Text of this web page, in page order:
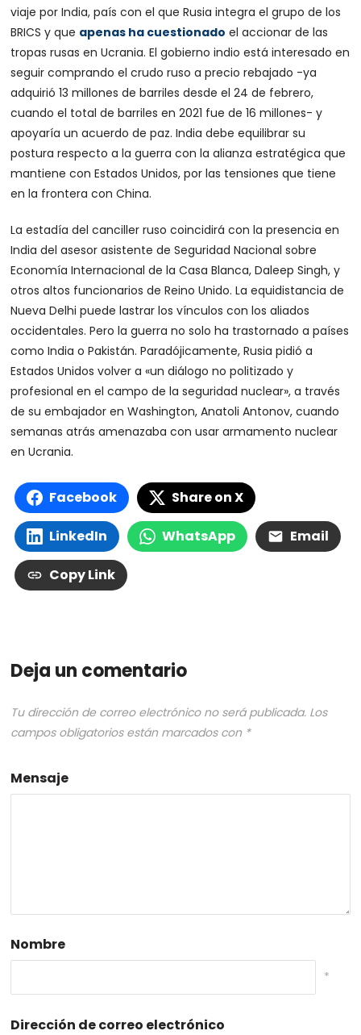
viaje por India, país con el que Rusia integra el grupo de los
BRICS y que apenas ha cuestionado el accionar de las
tropas rusas en Ucrania. El gobierno indio está interesado en
seguir comprando el crudo ruso a precio rebajado -ya
adquirió 13 millones de barriles desde el 24 de febrero,
cuando el total de barriles en 2021 fue de 16 millones- y
apoyaría un acuerdo de paz. India debe equilibrar su
postura respecto a la guerra con la alianza estratégica que
mantiene con Estados Unidos, por las tensiones que tiene
en la frontera con China.
La estadía del canciller ruso coincidirá con la presencia en
India del asesor asistente de Seguridad Nacional sobre
Economía Internacional de la Casa Blanca, Daleep Singh, y
otros altos funcionarios de Reino Unido. La equidistancia de
Nueva Delhi puede lastrar los vínculos con los aliados
occidentales. Pero la guerra no solo ha trastornado a países
como India o Pakistán. Paradójicamente, Rusia pidió a
Estados Unidos volver a «un diálogo no politizado y
profesional en el campo de la seguridad nuclear», a través
de su embajador en Washington, Anatoli Antonov, cuando
semanas atrás amenazaba con usar armamento nuclear
en Ucrania.
Facebook Share on X
LinkedIn WhatsApp Email
Copy Link
Deja un comentario
Tu dirección de correo electrónico no será publicada. Los
campos obligatorios están marcados con *
Mensaje
Nombre
*
Dirección de correo electrónico